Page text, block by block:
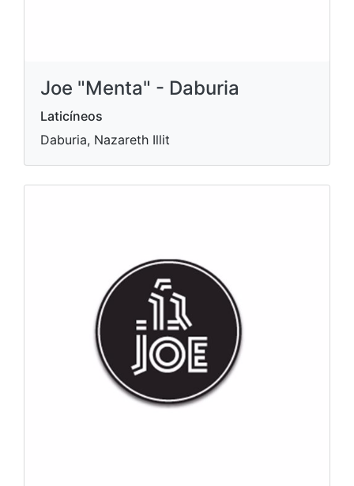
Joe "Menta" - Daburia
Laticíneos
Daburia, Nazareth Illit